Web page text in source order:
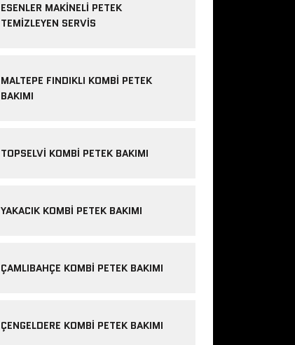
ESENLER MAKINELI PETEK
TEMIZLEYEN SERVIS
MALTEPE FINDIKLI KOMBI PETEK
BAKIMI
TOPSELVI KOMBI PETEK BAKIMI
YAKACIK KOMBI PETEK BAKIMI
ÇAMLIBAHÇE KOMBI PETEK BAKIMI
ÇENGELDERE KOMBI PETEK BAKIMI